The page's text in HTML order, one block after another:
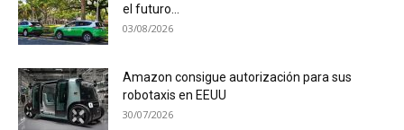
el futuro...
03/08/2026
Amazon consigue autorización para sus
robotaxis en EEUU
30/07/2026